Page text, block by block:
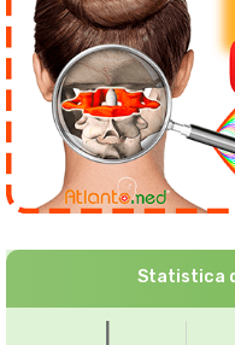
Statistica